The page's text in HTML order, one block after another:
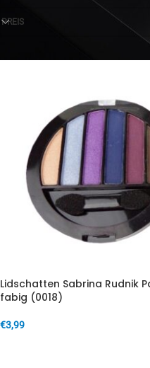
PREIS
Lidschatten Sabrina Rudnik
fabig (0018)
€3,99